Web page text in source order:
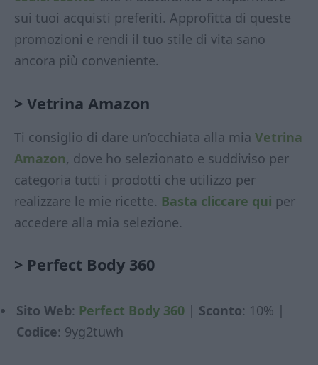
sui tuoi acquisti preferiti. Approfitta di queste
promozioni e rendi il tuo stile di vita sano
ancora più conveniente.
> Vetrina Amazon
Ti consiglio di dare un’occhiata alla mia Vetrina
Amazon, dove ho selezionato e suddiviso per
categoria tutti i prodotti che utilizzo per
realizzare le mie ricette. Basta cliccare qui per
accedere alla mia selezione.
> Perfect Body 360
Sito Web: Perfect Body 360 | Sconto: 10% |
Codice: 9yg2tuwh